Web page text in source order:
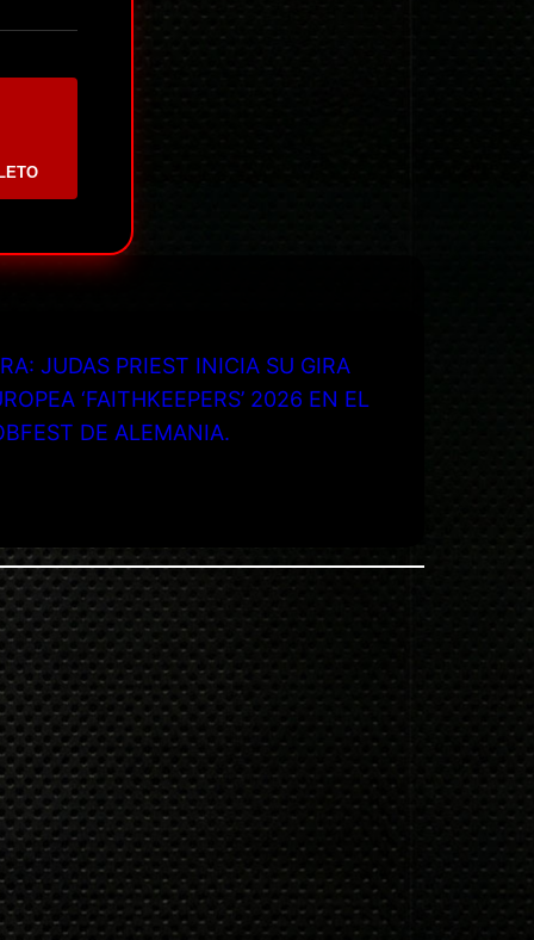
JUDAS PRIEST INICIA SU GIRA
‘FAITHKEEPERS’ 2026 EN EL
DE ALEMANIA.